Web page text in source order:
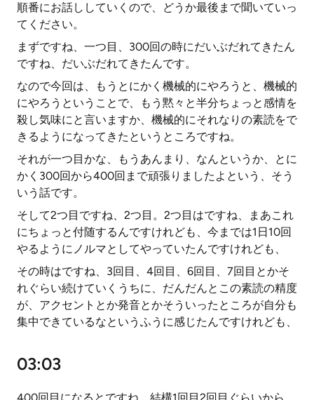
順番にお話ししていくので、どうか最後まで聞いていっ
てください。
まずですね、一つ目、300回の時にだいぶだれてきたん
ですね、だいぶだれてきたんです。
なので今回は、もうとにかく機械的にやろうと、機械的
にやろうということで、もう黙々と半分ちょっと感情を
殺し気味にと言いますか、機械的にそれなりの素読をで
きるようになってきたというところですね。
それが一つ目かな、もうあんまり、なんというか、とに
かく300回から400回まで頑張りましたよという、そう
いう話です。
そして2つ目ですね、2つ目。2つ目はですね、まあこれ
にちょっと付随するんですけれども、今までは1日10回
やるようにノルマとしてやっていたんですけれども、
その時はですね、3回目、4回目、6回目、7回目とかそ
れぐらい続けていくうちに、だんだんとこの素読の精度
が、アクセントとか発音とかそういったところが自分も
集中できているなというふうに感じたんですけれども、
03:03